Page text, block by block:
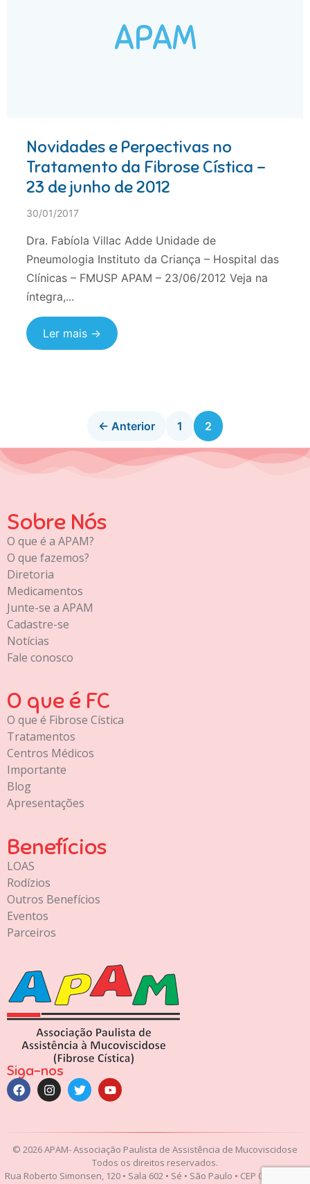
APAM
Novidades e Perpectivas no
Tratamento da Fibrose Cística –
23 de junho de 2012
30/01/2017
Dra. Fabíola Villac Adde Unidade de
Pneumologia Instituto da Criança – Hospital das
Clínicas – FMUSP APAM – 23/06/2012 Veja na
íntegra,...
Ler mais →
← Anterior 1 2
Sobre Nós
O que é a APAM?
O que fazemos?
Diretoria
Medicamentos
Junte-se a APAM
Cadastre-se
Notícias
Fale conosco
O que é FC
O que é Fibrose Cística
Tratamentos
Centros Médicos
Importante
Blog
Apresentações
Benefícios
LOAS
Rodízios
Outros Benefícios
Eventos
Parceiros
Siga-nos
© 2026 APAM- Associação Paulista de Assistência de Mucoviscidose
Todos os direitos reservados.
Rua Roberto Simonsen, 120 • Sala 602 • Sé • São Paulo • CEP 01017-020 •